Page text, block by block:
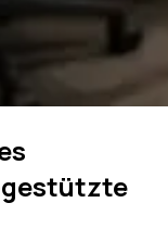
gestützte